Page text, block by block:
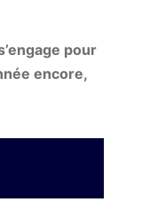
pour
encore,